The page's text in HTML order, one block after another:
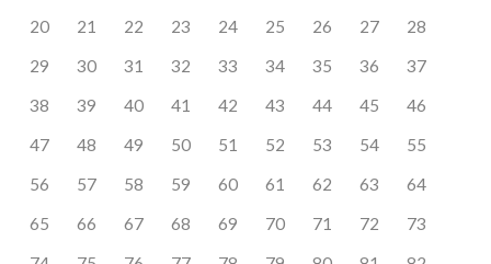
20
21 22 23 24 25 26 27
28
29
30 31 32 33 34 35 36
37
38
39 40 41 42 43 44 45
46
47
48 49 50 51 52 53 54
55
56
57 58 59 60 61 62 63
64
65
66 67 68 69 70 71 72
73